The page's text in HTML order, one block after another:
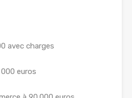
avec charges
euros